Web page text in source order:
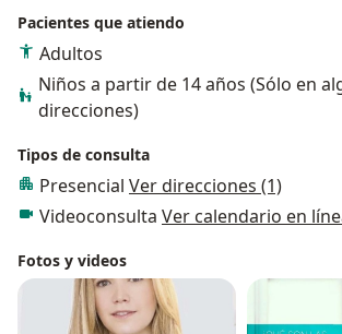
Pacientes que atiendo
Adultos
Niños a partir de 14 años (Sólo en
direcciones)
Tipos de consulta
Presencial Ver direcciones (1)
Videoconsulta Ver calendario en
Fotos y videos